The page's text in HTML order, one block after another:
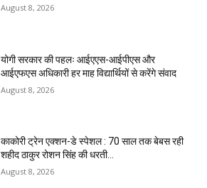
August 8, 2026
योगी सरकार की पहलः आईएएस-आईपीएस और
आईएफएस अधिकारी हर माह विद्यार्थियों से करेंगे संवाद
August 8, 2026
काकोरी ट्रेन एक्शन-डे स्पेशल : 70 साल तक बेबस रही
शहीद ठाकुर रोशन सिंह की धरती…
August 8, 2026